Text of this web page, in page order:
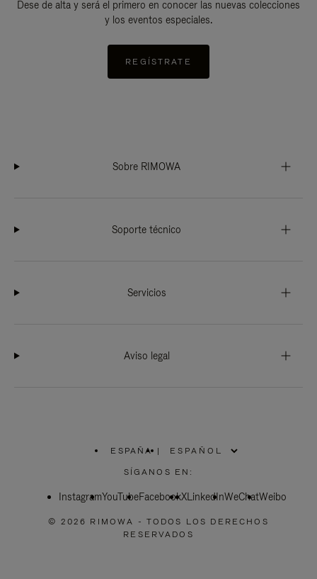
Dese de alta y será el primero en conocer las nuevas colecciones
y los eventos especiales.
REGÍSTRATE
Sobre RIMOWA
Soporte técnico
Servicios
Aviso legal
ESPAÑA
ELIGE
LA
|
SÍGANOS EN:
InstagramYouTubeFacebookXLinkedInWeChatWeibo
© 2026 RIMOWA - TODOS LOS DERECHOS
RESERVADOS